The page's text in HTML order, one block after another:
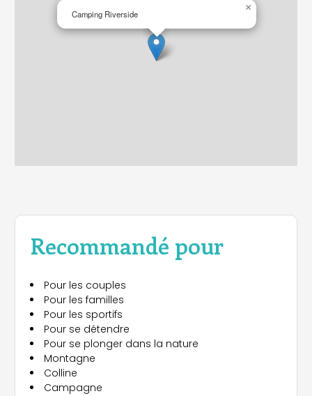
Recommandé pour
Pour les couples
Pour les familles
Pour les sportifs
Pour se détendre
Pour se plonger dans la nature
Montagne
Colline
Campagne
Camping Riverside
×